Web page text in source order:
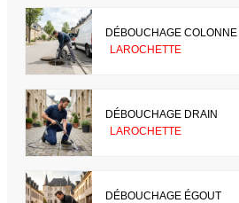
DÉBOUCHAGE COLONNE
LAROCHETTE
DÉBOUCHAGE DRAIN
LAROCHETTE
DÉBOUCHAGE ÉGOUT